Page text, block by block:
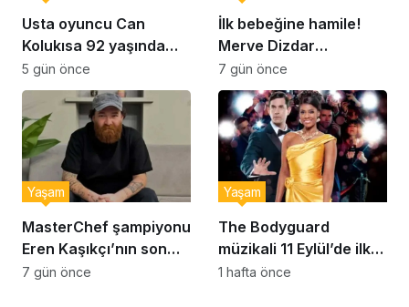
Usta oyuncu Can
Kolukısa 92 yaşında
hayatını kaybetti
5 gün önce
İlk bebeğine hamile!
Merve Dizdar
sessizliğini bozdu: ‘İsim
bulmak çok zor’
7 gün önce
MasterChef şampiyonu
Eren Kaşıkçı’nın son
anlarındaki kahreden
Yaşam
7 gün önce
The Bodyguard
müzikali 11 Eylül’de ilk
kez Türkiye’de
Yaşam
1 hafta önce